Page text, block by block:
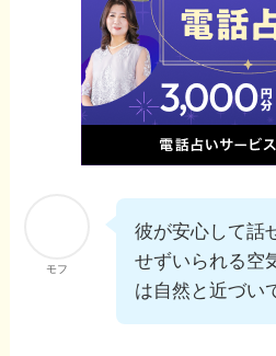
モフ
彼が安心して話
せずいられる空
は自然と近づい